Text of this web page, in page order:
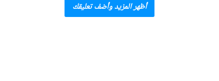
أظهر المزيد وأضف تعليقك